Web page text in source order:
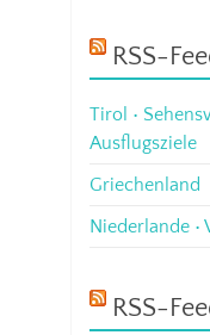
RSS-
Tirol •
Ausflugsziele
Griechenland
Niederlande •
RSS-